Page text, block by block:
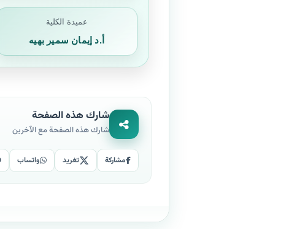
عميدة الكلية
أ.د إيمان سمير بهيه
شارك هذه الصفحة
شارك هذه الصفحة مع الآخرين
مشاركة تغريد واتساب